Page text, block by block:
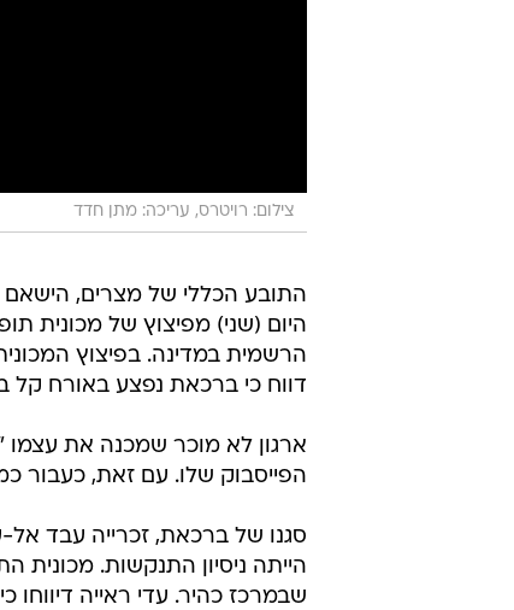
צילום: רויטרס, עריכה: מתן חדד
התובע הכללי של מצרים,
היום (שני) מפיצוץ של מכונית
הרשמית במדינה. בפיצוץ
דווח כי ברכאת נפצע באורח
ארגון לא מוכר שמכנה את
הפייסבוק שלו. עם זאת, כעבור
סגנו של ברכאת, זכרייה עבד
הייתה ניסיון התנקשות.
שבמרכז כהיר. עדי ראייה דיווחו